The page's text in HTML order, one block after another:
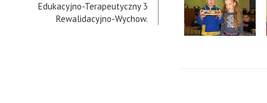
Edukacyjno-Terapeutyczny 3
Rewalidacyjno-Wychow.